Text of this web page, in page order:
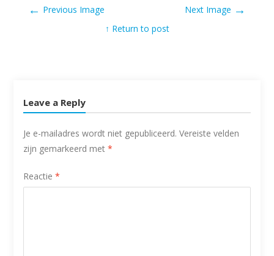
← Previous Image Next Image →
↑ Return to post
Leave a Reply
Je e-mailadres wordt niet gepubliceerd. Vereiste velden
zijn gemarkeerd met *
Reactie *